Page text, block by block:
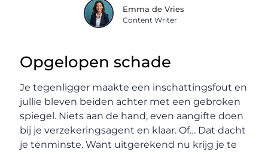
Emma de Vries
Content Writer
Opgelopen schade
Je tegenligger maakte een inschattingsfout en
jullie bleven beiden achter met een gebroken
spiegel. Niets aan de hand, even aangifte doen
bij je verzekeringsagent en klaar. Of… Dat dacht
je tenminste. Want uitgerekend nu krijg je te